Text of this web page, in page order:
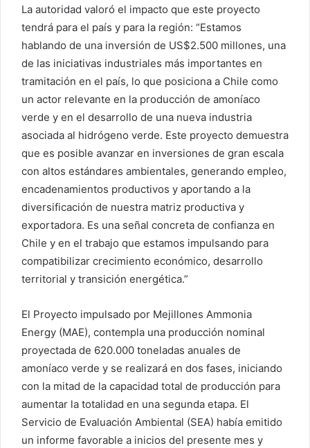
La autoridad valoró el impacto que este proyecto
tendrá para el país y para la región: “Estamos
hablando de una inversión de US$2.500 millones, una
de las iniciativas industriales más importantes en
tramitación en el país, lo que posiciona a Chile como
un actor relevante en la producción de amoníaco
verde y en el desarrollo de una nueva industria
asociada al hidrógeno verde. Este proyecto demuestra
que es posible avanzar en inversiones de gran escala
con altos estándares ambientales, generando empleo,
encadenamientos productivos y aportando a la
diversificación de nuestra matriz productiva y
exportadora. Es una señal concreta de confianza en
Chile y en el trabajo que estamos impulsando para
compatibilizar crecimiento económico, desarrollo
territorial y transición energética.”
El Proyecto impulsado por Mejillones Ammonia
Energy (MAE), contempla una producción nominal
proyectada de 620.000 toneladas anuales de
amoníaco verde y se realizará en dos fases, iniciando
con la mitad de la capacidad total de producción para
aumentar la totalidad en una segunda etapa. El
Servicio de Evaluación Ambiental (SEA) había emitido
un informe favorable a inicios del presente mes y